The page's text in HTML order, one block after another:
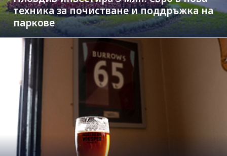
техника за почистване и поддръжка на
паркове